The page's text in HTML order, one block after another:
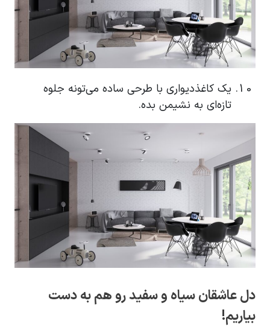
یک کاغذدیواری با طرحی ساده می‌تونه جلوه
تازه‌ای به نشیمن بده.
دل عاشقان سیاه و سفید رو هم به دست
بیاریم!